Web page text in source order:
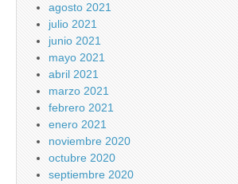
agosto 2021
julio 2021
junio 2021
mayo 2021
abril 2021
marzo 2021
febrero 2021
enero 2021
noviembre 2020
octubre 2020
septiembre 2020